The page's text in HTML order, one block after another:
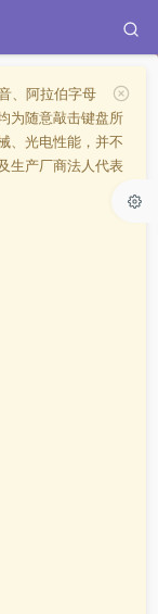
、阿拉伯字母
为随意敲击键盘所
、光电性能，并不
生产厂商法人代表